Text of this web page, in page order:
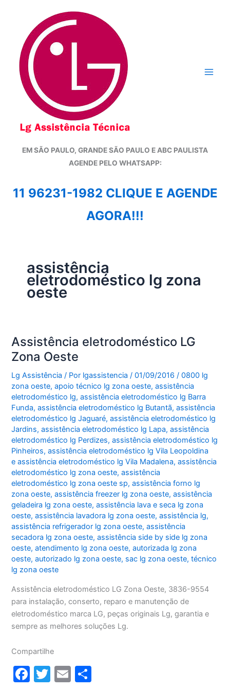
conteúdo
EM SÃO PAULO, GRANDE SÃO PAULO E ABC PAULISTA
AGENDE PELO WHATSAPP:
11 96231-1982 CLIQUE E AGENDE
AGORA!!!
assistência
eletrodoméstico lg zona
oeste
Assistência eletrodoméstico LG
Zona Oeste
Lg Assistência / Por lgassistencia/01/09/2016 /0800 lg
zona oeste,apoio técnico lg zona oeste,assistência
eletrodoméstico lg,assistência eletrodoméstico lg Barra
Funda,assistência eletrodoméstico lg Butantã,assistência
eletrodoméstico lg Jaguaré,assistência eletrodoméstico lg
Jardins,assistência eletrodoméstico lg Lapa,assistência
eletrodoméstico lg Perdizes,assistência eletrodoméstico lg
Pinheiros,assistência eletrodoméstico lg Vila Leopoldina
e assistência eletrodoméstico lg Vila Madalena,assistência
eletrodoméstico lg zona oeste,assistência
eletrodoméstico lg zona oeste sp,assistência forno lg
zona oeste,assistência freezer lg zona oeste,assistência
geladeira lg zona oeste,assistência lava e seca lg zona
oeste,assistência lavadora lg zona oeste,assistência lg,
assistência refrigerador lg zona oeste,assistência
secadora lg zona oeste,assistência side by side lg zona
oeste,atendimento lg zona oeste,autorizada lg zona
oeste,autorizado lg zona oeste, sac lg zona oeste,técnico
lg zona oeste
Assistência eletrodoméstico LG Zona Oeste, 3836-9554
para instalação, conserto, reparo e manutenção de
eletrodoméstico marca LG, peças originais Lg, garantia e
sempre as melhores soluções Lg.
Compartilhe
F
T
E